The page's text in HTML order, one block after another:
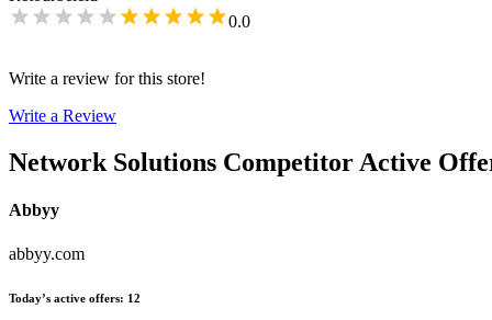
0.0
Write a review for this store!
Write a Review
Network Solutions Competitor Active
Abbyy
abbyy.com
Today’s active offers: 12